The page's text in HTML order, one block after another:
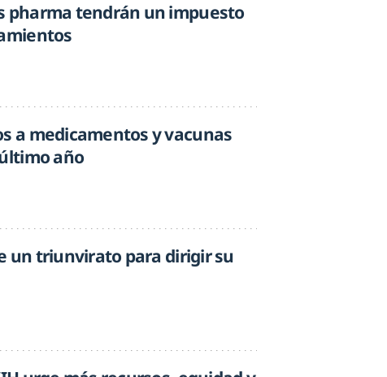
pharma tendrán un impuesto
a medicamentos y vacunas
año
un triunvirato para dirigir su